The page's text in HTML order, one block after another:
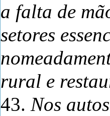
a falta de
setores
rural e
43.Nos